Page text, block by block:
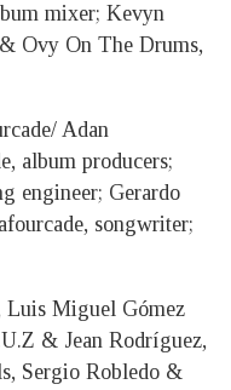
mixer; Kevyn
Ovy On The Drums,
Adan
album producers;
engineer; Gerardo
songwriter;
Miguel Gómez
& Jean Rodríguez,
Sergio Robledo &